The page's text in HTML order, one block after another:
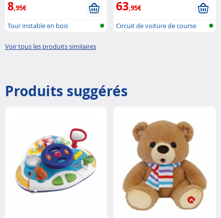
8,95€
Tour instable en bois
63,95€
Circuit de voiture de course
Voir tous les produits similaires
Produits suggérés